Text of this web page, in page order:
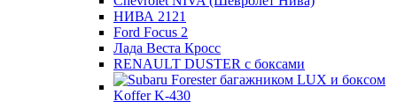
НИВА 2121
Ford Focus 2
Лада Веста Кросс
RENAULT DUSTER с боксами